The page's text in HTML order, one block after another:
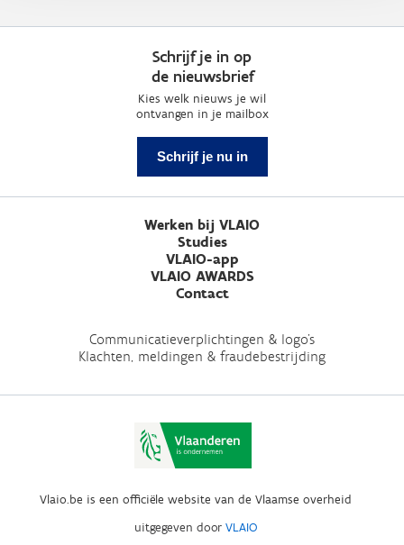
Schrijf je in op
de nieuwsbrief
Kies welk nieuws je wil
ontvangen in je mailbox
Schrijf je nu in
Werken bij VLAIO
Studies
VLAIO-app
VLAIO AWARDS
Contact
Communicatieverplichtingen & logo's
Klachten, meldingen & fraudebestrijding
Vlaio.be is een officiële website van de Vlaamse overheid
uitgegeven door VLAIO